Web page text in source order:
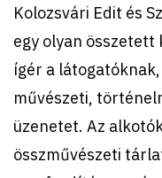
Kolozsvári Edit és
egy olyan
ígér a
művészeti,
üzenetet. Az
összművészeti